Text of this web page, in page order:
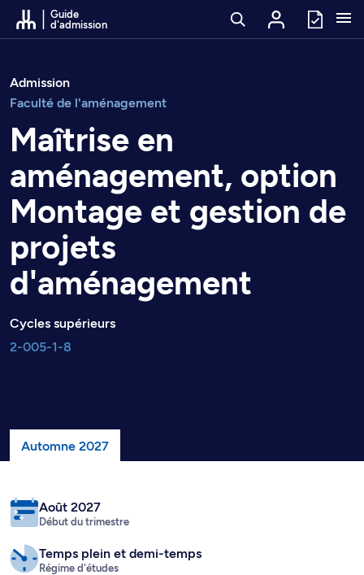
Passer au contenu
Guide
d'admission
Admission
Faculté de l'aménagement
Maîtrise en
aménagement, option
Montage et gestion de
projets
d'aménagement
Cycles supérieurs
2-005-1-8
Automne 2027
Août 2027
Début du trimestre
Temps plein et demi-temps
Régime d'études